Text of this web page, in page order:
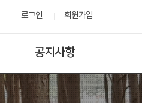
로그인 회원가입
공지사항